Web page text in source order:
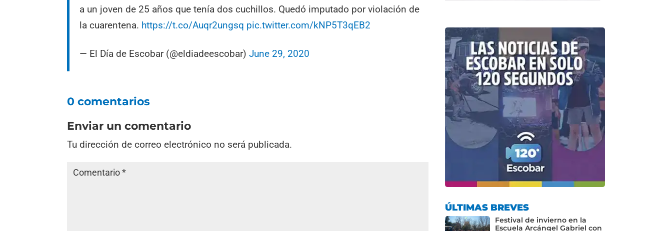
a un joven de 25 años que tenía dos cuchillos. Quedó imputado por violación de
la cuarentena. https://t.co/Auqr2ungsq pic.twitter.com/kNP5T3qEB2
— El Día de Escobar (@eldiadeescobar)June 29, 2020
0 comentarios
Enviar un comentario
Tu dirección de correo electrónico no será publicada.
ÚLTIMAS BREVES
Festival de invierno en la
Escuela Arcángel Gabriel con